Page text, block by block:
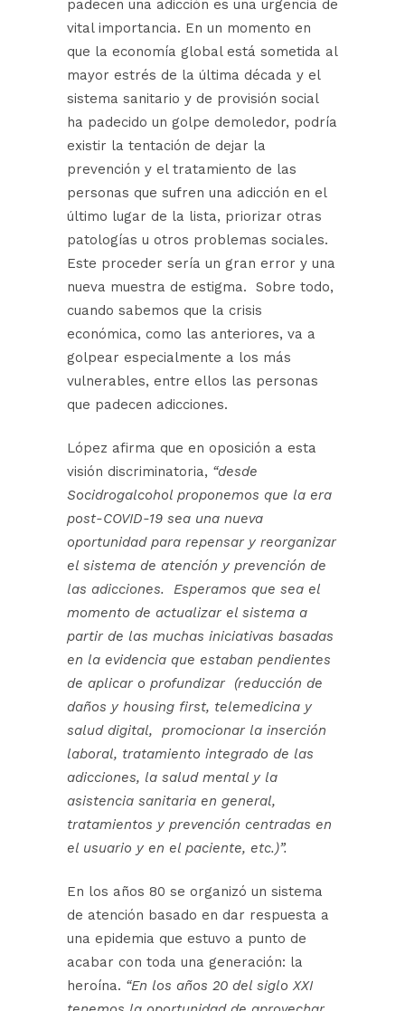
padecen una adicción es una urgencia de
vital importancia. En un momento en
que la economía global está sometida al
mayor estrés de la última década y el
sistema sanitario y de provisión social
ha padecido un golpe demoledor, podría
existir la tentación de dejar la
prevención y el tratamiento de las
personas que sufren una adicción en el
último lugar de la lista, priorizar otras
patologías u otros problemas sociales.
Este proceder sería un gran error y una
nueva muestra de estigma. Sobre todo,
cuando sabemos que la crisis
económica, como las anteriores, va a
golpear especialmente a los más
vulnerables, entre ellos las personas
que padecen adicciones.
López afirma que en oposición a esta
visión discriminatoria, “desde
Socidrogalcohol proponemos que la era
post-COVID-19 sea una nueva
oportunidad para repensar y reorganizar
el sistema de atención y prevención de
las adicciones. Esperamos que sea el
momento de actualizar el sistema a
partir de las muchas iniciativas basadas
en la evidencia que estaban pendientes
de aplicar o profundizar (reducción de
daños y housing first, telemedicina y
salud digital, promocionar la inserción
laboral, tratamiento integrado de las
adicciones, la salud mental y la
asistencia sanitaria en general,
tratamientos y prevención centradas en
el usuario y en el paciente, etc.)”.
En los años 80 se organizó un sistema
de atención basado en dar respuesta a
una epidemia que estuvo a punto de
acabar con toda una generación: la
heroína. “En los años 20 del siglo XXI